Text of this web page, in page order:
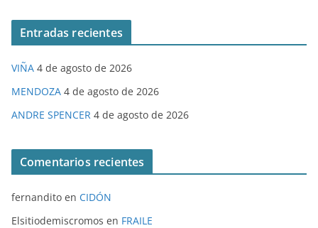
Entradas recientes
VIÑA 4 de agosto de 2026
MENDOZA 4 de agosto de 2026
ANDRE SPENCER 4 de agosto de 2026
Comentarios recientes
fernandito en CIDÓN
Elsitiodemiscromos en FRAILE